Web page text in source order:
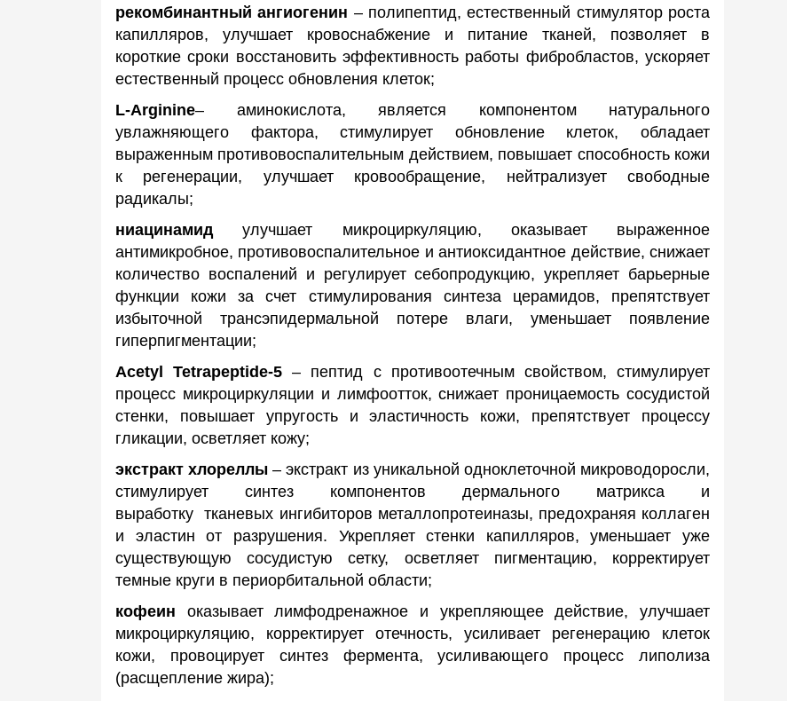
рекомбинантный ангиогенин – полипептид, естественный стимулятор роста
капилляров, улучшает кровоснабжение и питание тканей, позволяет в
короткие сроки восстановить эффективность работы фибробластов, ускоряет
естественный процесс обновления клеток;
L-Аrginine– аминокислота, является компонентом натурального
увлажняющего фактора, стимулирует обновление клеток, обладает
выраженным противовоспалительным действием, повышает способность кожи
к регенерации, улучшает кровообращение, нейтрализует свободные
радикалы;
ниацинамид
улучшает микроциркуляцию, оказывает выраженное
антимикробное, противовоспалительное и антиоксидантное действие, снижает
количество воспалений и регулирует себопродукцию, укрепляет барьерные
функции кожи за счет стимулирования синтеза церамидов, препятствует
избыточной трансэпидермальной потере влаги, уменьшает появление
гиперпигментации;
Acetyl
Tetrapeptide-5 – пептид с противоотечным свойством, стимулирует
процесс микроциркуляции и лимфоотток, снижает проницаемость сосудистой
стенки, повышает упругость и эластичность кожи, препятствует процессу
гликации, осветляет кожу;
экстракт хлореллы – экстракт из уникальной одноклеточной микроводоросли,
стимулирует синтез компонентов дермального матрикса и
выработку
тканевых ингибиторов металлопротеиназы, предохраняя коллаген
и эластин от разрушения. Укрепляет стенки капилляров, уменьшает уже
существующую сосудистую сетку, осветляет пигментацию, корректирует
темные круги в периорбитальной области;
кофеин
оказывает лимфодренажное и укрепляющее действие, улучшает
микроциркуляцию, корректирует отечность, усиливает регенерацию клеток
кожи, провоцирует синтез фермента, усиливающего процесс липолиза
(расщепление жира);